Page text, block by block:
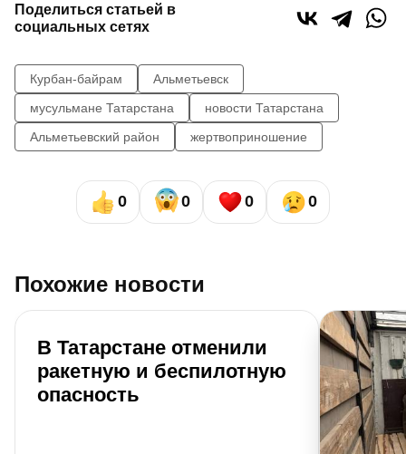
Поделиться статьей в
социальных сетях
Курбан-байрам
Альметьевск
мусульмане Татарстана
новости Татарстана
Альметьевский район
жертвоприношение
0 0 0 0
Похожие новости
В Татарстане отменили
ракетную и беспилотную
опасность